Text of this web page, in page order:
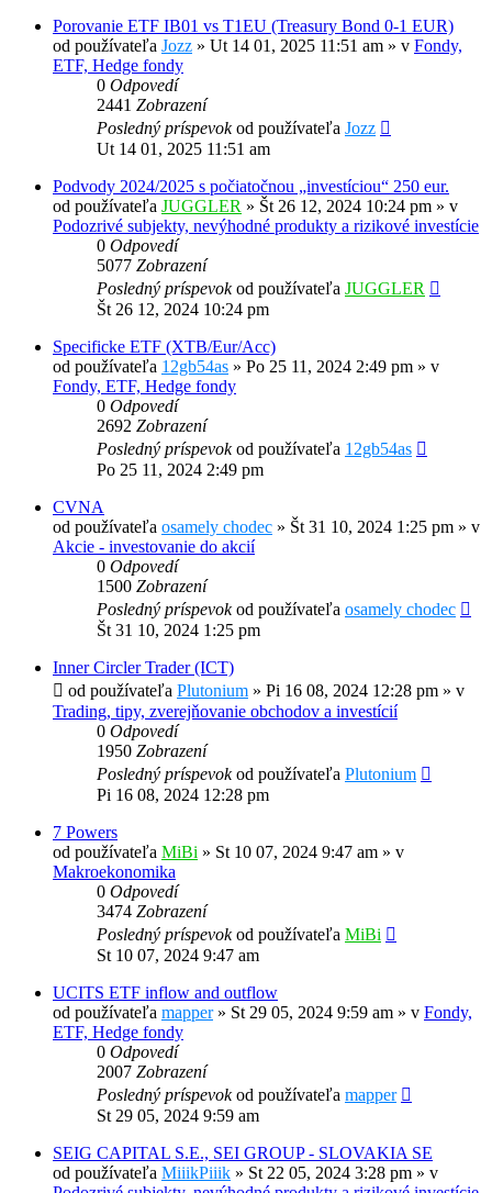
Porovanie ETF IB01 vs T1EU (Treasury Bond 0-1 EUR)
od používateľa Jozz » Ut 14 01, 2025 11:51 am » v Fondy,
ETF, Hedge fondy
0 Odpovedí
2441 Zobrazení
Posledný príspevokod používateľa Jozz
Ut 14 01, 2025 11:51 am
Podvody 2024/2025 s počiatočnou „investíciou“ 250 eur.
od používateľa JUGGLER » Št 26 12, 2024 10:24 pm » v
Podozrivé subjekty, nevýhodné produkty a rizikové investície
0 Odpovedí
5077 Zobrazení
Posledný príspevokod používateľa JUGGLER
Št 26 12, 2024 10:24 pm
Specificke ETF (XTB/Eur/Acc)
od používateľa 12gb54as » Po 25 11, 2024 2:49 pm » v
Fondy, ETF, Hedge fondy
0 Odpovedí
2692 Zobrazení
Posledný príspevokod používateľa 12gb54as
Po 25 11, 2024 2:49 pm
CVNA
od používateľa osamely chodec » Št 31 10, 2024 1:25 pm » v
Akcie - investovanie do akcií
0 Odpovedí
1500 Zobrazení
Posledný príspevokod používateľa osamely chodec
Št 31 10, 2024 1:25 pm
Inner Circler Trader (ICT)
od používateľa Plutonium » Pi 16 08, 2024 12:28 pm » v
Trading, tipy, zverejňovanie obchodov a investícií
0 Odpovedí
1950 Zobrazení
Posledný príspevokod používateľa Plutonium
Pi 16 08, 2024 12:28 pm
7 Powers
od používateľa MiBi » St 10 07, 2024 9:47 am » v
Makroekonomika
0 Odpovedí
3474 Zobrazení
Posledný príspevokod používateľa MiBi
St 10 07, 2024 9:47 am
UCITS ETF inflow and outflow
od používateľa mapper» St 29 05, 2024 9:59 am » v Fondy,
ETF, Hedge fondy
0 Odpovedí
2007 Zobrazení
Posledný príspevokod používateľa mapper
St 29 05, 2024 9:59 am
SEIG CAPITAL S.E., SEI GROUP - SLOVAKIA SE
od používateľa MiiikPiiik » St 22 05, 2024 3:28 pm » v